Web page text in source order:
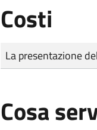
Costi
Tipo di pagamento
Importo
La presentazione
Cosa